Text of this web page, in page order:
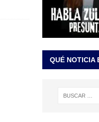
QUÉ NOTICIA